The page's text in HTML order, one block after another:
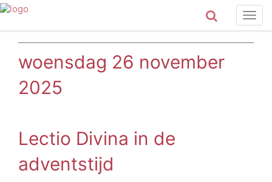
woensdag 26 november
2025
Lectio Divina in de
adventstijd